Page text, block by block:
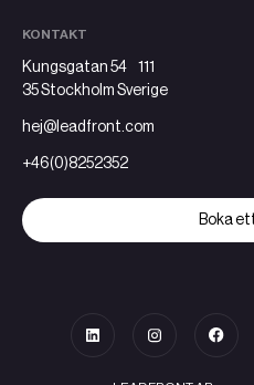
KONTAKT
Kungsgatan 54 111
35 Stockholm Sverige
hej@leadfront.com
+46(0)8252352
Boka